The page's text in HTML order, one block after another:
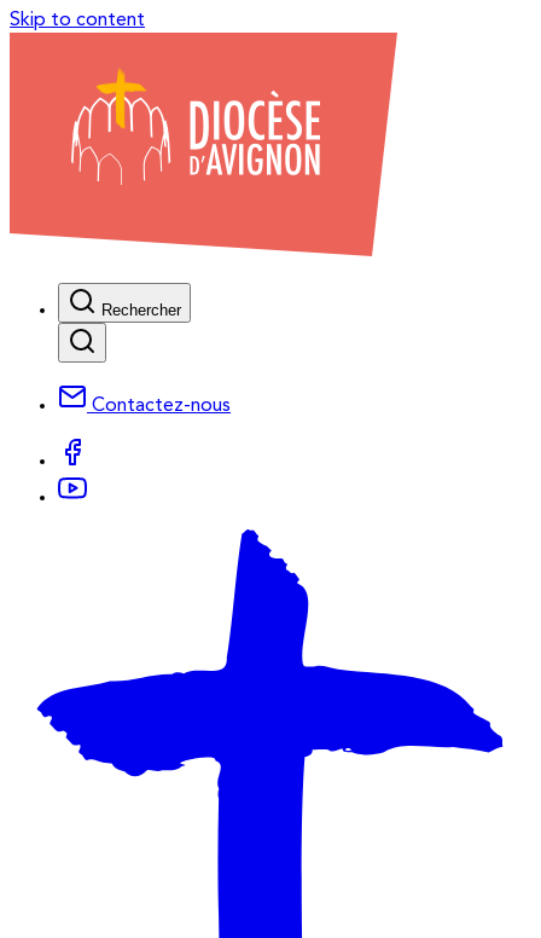
Skip to content
Rechercher
Contactez-nous